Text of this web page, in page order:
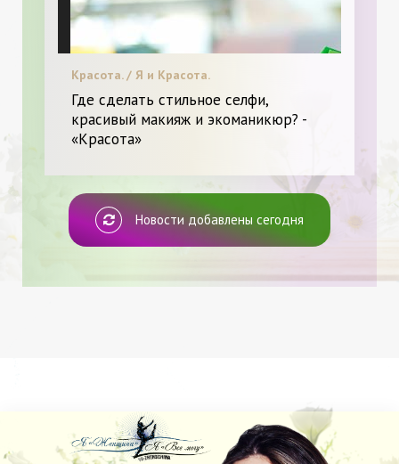
Красота. / Я и Красота.
Где сделать стильное селфи,
красивый макияж и экоманикюр? -
«Красота»
Новости добавлены сегодня